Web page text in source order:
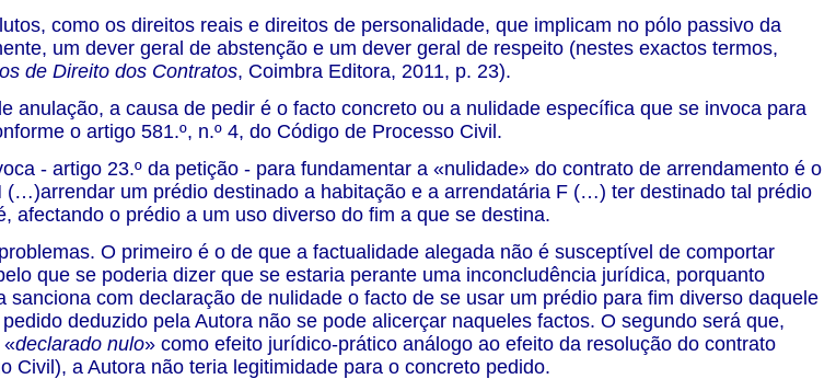
como os direitos reais e direitos de personalidade, que implicam no pólo passivo da
um dever geral de abstenção e um dever geral de respeito (nestes exactos termos,
de Direito dos Contratos, Coimbra Editora, 2011, p. 23).
anulação, a causa de pedir é o facto concreto ou a nulidade específica que se invoca para
o artigo 581.º, n.º 4, do Código de Processo Civil.
- artigo 23.º da petição - para fundamentar a «nulidade» do contrato de arrendamento é o
(…)arrendar um prédio destinado a habitação e a arrendatária F (…) ter destinado tal prédio
afectando o prédio a um uso diverso do fim a que se destina.
O primeiro é o de que a factualidade alegada não é susceptível de comportar
que se poderia dizer que se estaria perante uma inconcludência jurídica, porquanto
sanciona com declaração de nulidade o facto de se usar um prédio para fim diverso daquele
deduzido pela Autora não se pode alicerçar naqueles factos. O segundo será que,
«declarado nulo» como efeito jurídico-prático análogo ao efeito da resolução do contrato
Civil), a Autora não teria legitimidade para o concreto pedido.